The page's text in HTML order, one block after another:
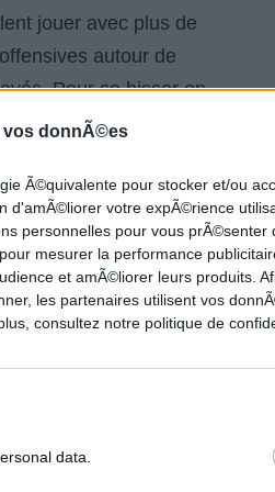
vos donnÃ©es
Ã©quivalente pour stocker et/ou
d'amÃ©liorer votre expÃ©rience
personnelles pour vous prÃ©senter
mesurer la performance
et amÃ©liorer leurs produits.
les partenaires utilisent vos
consultez notre politique de
data.
jouer avec plus de
autour de
Pour se hisser en
et la dynamique
scruté : peut-il